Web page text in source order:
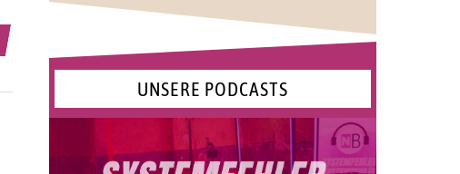
UNSERE PODCASTS